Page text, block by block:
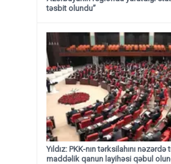
təsbit olundu”
Yıldız: PKK-nın tərksilahını nəzərdə
maddəlik qanun layihəsi qəbul